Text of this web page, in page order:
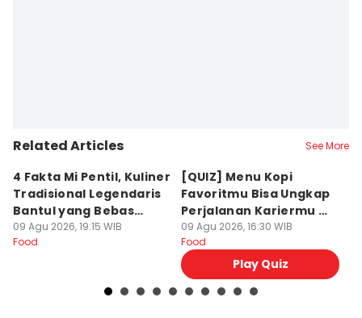
Related Articles See More
4 Fakta Mi Pentil, Kuliner
Tradisional Legendaris
Bantul yang Bebas
Gluten
09 Agu 2026, 19:15 WIB
Food
⁠[QUIZ] Menu Kopi
Favoritmu Bisa Ungkap
Perjalanan Kariermu di
Masa Depan
09 Agu 2026, 16:30 WIB
Food
Play Quiz